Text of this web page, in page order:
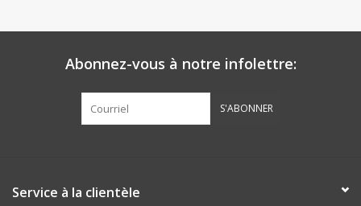
Cadeaux de Pâques
Abonnez-vous à notre infolettre:
S'ABONNER
Service à la clientèle